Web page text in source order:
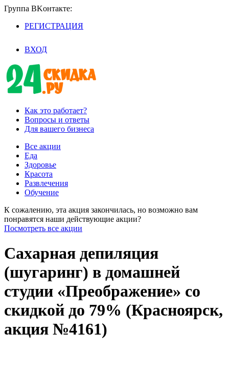
Группа BKoнтaктe:
РЕГИСТРАЦИЯ
ВХОД
Как это работает?
Вопросы и ответы
Для вашего бизнеса
Все акции
Еда
Здоровье
Красота
Развлечения
Обучение
К сожалению, эта акция закончилась, но возможно вам
понравятся наши действующие акции?
Посмотреть все акции
Сахарная депиляция
(шугаринг) в домашней
студии «Преображение» со
скидкой до 79% (Красноярск,
акция №4161)